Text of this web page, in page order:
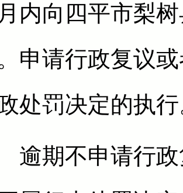
内向四平市梨
申请行政复议
处罚决定的执
期不申请行政